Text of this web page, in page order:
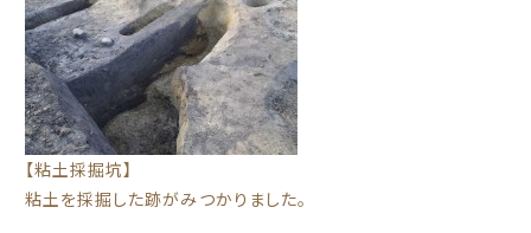
【粘土採掘坑】
粘土を採掘した跡がみつかりました。